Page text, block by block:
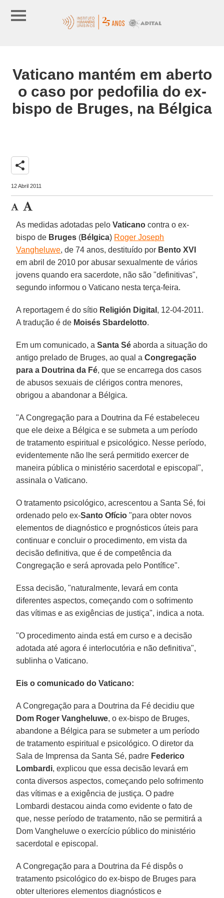
Vaticano mantém em aberto
o caso por pedofilia do ex-
bispo de Bruges, na Bélgica
share
12 Abril 2011
As medidas adotadas peloVaticano contra o ex-
bispo de Bruges (Bélgica) Roger Joseph
Vangheluwe, de 74 anos, destituído por Bento XVI
em abril de 2010 por abusar sexualmente de vários
jovens quando era sacerdote, não são "definitivas",
segundo informou o Vaticano nesta terça-feira.
A reportagem é do sítio Religión Digital , 12-04-2011.
A tradução é de Moisés Sbardelotto.
Em um comunicado, aSanta Sé aborda a situação do
antigo prelado de Bruges, ao qual aCongregação
para a Doutrina da Fé, que se encarrega dos casos
de abusos sexuais de clérigos contra menores,
obrigou a abandonar a Bélgica.
"A Congregação para a Doutrina da Fé estabeleceu
que ele deixe a Bélgica e se submeta a um período
de tratamento espiritual e psicológico. Nesse período,
evidentemente não lhe será permitido exercer de
maneira pública o ministério sacerdotal e episcopal",
assinala o Vaticano.
O tratamento psicológico, acrescentou a Santa Sé, foi
ordenado pelo ex-Santo Ofício "para obter novos
elementos de diagnóstico e prognósticos úteis para
continuar e concluir o procedimento, em vista da
decisão definitiva, que é de competência da
Congregação e será aprovada pelo Pontífice".
Essa decisão, "naturalmente, levará em conta
diferentes aspectos, começando com o sofrimento
das vítimas e as exigências de justiça", indica a nota.
"O procedimento ainda está em curso e a decisão
adotada até agora é interlocutória e não definitiva",
sublinha o Vaticano.
Eis o comunicado do Vaticano:
A Congregação para a Doutrina da Fé decidiu que
Dom Roger Vangheluwe, o ex-bispo de Bruges,
abandone a Bélgica para se submeter a um período
de tratamento espiritual e psicológico. O diretor da
Sala de Imprensa da Santa Sé, padre Federico
Lombardi, explicou que essa decisão levará em
conta diversos aspectos, começando pelo sofrimento
das vítimas e a exigência de justiça. O padre
Lombardi destacou ainda como evidente o fato de
que, nesse período de tratamento, não se permitirá a
Dom Vangheluwe o exercício público do ministério
sacerdotal e episcopal.
A Congregação para a Doutrina da Fé dispôs o
tratamento psicológico do ex-bispo de Bruges para
obter ulteriores elementos diagnósticos e